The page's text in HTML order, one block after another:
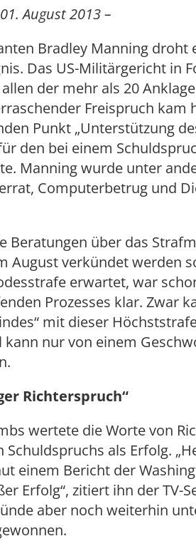
01. August 2013 –
Bradley Manning droht
Das US-Militärgericht in
der mehr als 20
Freispruch kam
Punkt „Unterstützung
den bei einem
Manning wurde unter
Computerbetrug und
Beratungen über das
August verkündet werden
erwartet, war
Prozesses klar. Zwar
mit dieser
kann nur von einem
Richterspruch“
wertete die Worte von
als Erfolg.
einem Bericht der
Erfolg“, zitiert ihn der TV-
aber noch weiterhin